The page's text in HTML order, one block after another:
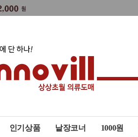
인기상품 낱장코너 1000원